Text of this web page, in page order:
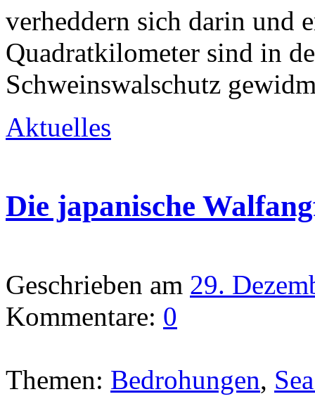
verheddern sich darin und
Quadratkilometer sind in
Schweinswalschutz
Aktuelles
Die japanische
Geschrieben am 29.
Kommentare: 0
Themen: Bedrohungen,